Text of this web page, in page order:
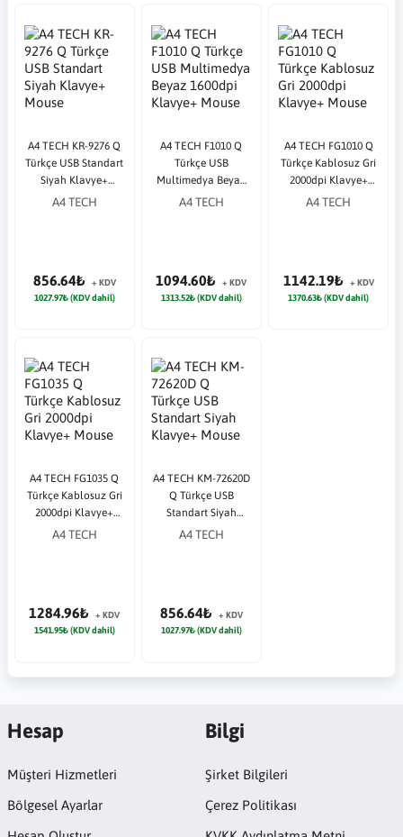
A4 TECH KR-9276 Q
Türkçe USB Standart
Siyah Klavye+
Mouse
A4 TECH
856.64₺
+ KDV
1027.97₺ (KDV dahil)
A4 TECH F1010 Q
Türkçe USB
Multimedya Beyaz
1600dpi Klavye+
A4 TECH
1094.60₺
+ KDV
1313.52₺ (KDV dahil)
A4 TECH FG1010 Q
Türkçe Kablosuz Gri
2000dpi Klavye+
Mouse
A4 TECH
1142.19₺
+ KDV
1370.63₺ (KDV dahil)
A4 TECH FG1035 Q
Türkçe Kablosuz Gri
2000dpi Klavye+
Mouse
A4 TECH
1284.96₺
+ KDV
1541.95₺ (KDV dahil)
A4 TECH KM-72620D
Q Türkçe USB
Standart Siyah
Klavye+ Mouse
A4 TECH
856.64₺
+ KDV
1027.97₺ (KDV dahil)
Hesap
Müşteri Hizmetleri
Bölgesel Ayarlar
Bilgi
Şirket Bilgileri
Çerez Politikası